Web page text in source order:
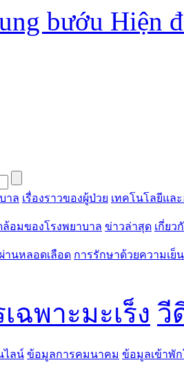
bướu Hiện
าล เรื่องราวของผู้ป่วย เทคโนโลยีแล
อมของโรงพยาบาล ข่าวล่าสุด เกี่ยว
านหลอดเลือด การรักษาด้วยความเย็น
ฉพาะมะเร็ง วี
ไลน์ ข้อมูลการคมนาคม ข้อมูลเข้าพั